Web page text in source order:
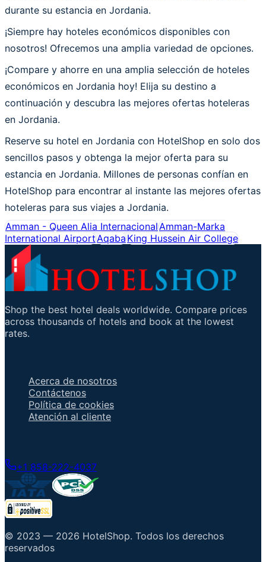
durante su estancia en Jordania.
¡Siempre hay hoteles económicos disponibles con
nosotros! Ofrecemos una amplia variedad de opciones.
¡Compare y ahorre en una amplia selección de hoteles
económicos en Jordania hoy! Elija su destino a
continuación y descubra las mejores ofertas hoteleras
en Jordania.
Reserve su hotel en Jordania con HotelShop en solo dos
sencillos pasos y obtenga la mejor oferta para su
estancia en Jordania. Millones de personas confían en
HotelShop para encontrar al instante las mejores ofertas
hoteleras para sus viajes a Jordania.
Amman - Queen Alia InternacionalAmman-Marka
International AirportAqabaKing Hussein Air College
Shop the best hotel deals worldwide. Compare prices
across thousands of hotels and book at the lowest
rates.
Acerca de nosotros
Contáctenos
Política de cookies
Atención al cliente
+1 858-222-4037
© 2023 — 2026 HotelShop. Todos los derechos
reservados